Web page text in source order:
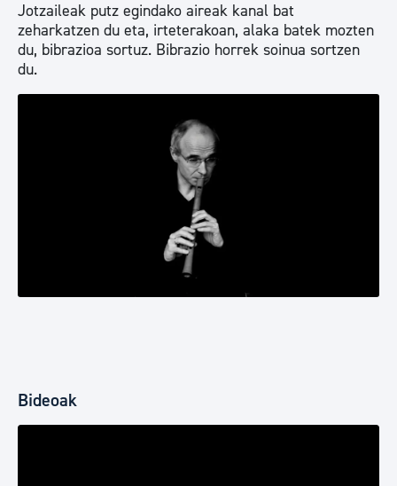
Jotzaileak putz egindako aireak kanal bat
zeharkatzen du eta, irteterakoan, alaka batek mozten
du, bibrazioa sortuz. Bibrazio horrek soinua sortzen
du.
Bideoak